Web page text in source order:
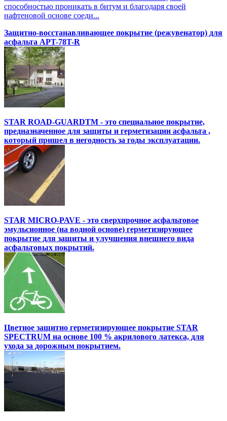
способностью проникать в битум и благодаря своей
нафтеновой основе соеди...
Защитно-восстанавливающее покрытие (режувенатор) для
асфальта APT-78T-R
STAR ROAD-GUARDTM - это специальное покрытие,
предназначенное для защиты и герметизации асфальта ,
который пришел в негодность за годы эксплуатации.
STAR MICRO-PAVE - это сверхпрочное асфальтовое
эмульсионное (на водной основе) герметизирующее
покрытие для защиты и улучшения внешнего вида
асфальтовых покрытий.
Цветное защитно герметизирующее покрытие STAR
SPECTRUM на основе 100 % акрилового латекса, для
ухода за дорожным покрытием.